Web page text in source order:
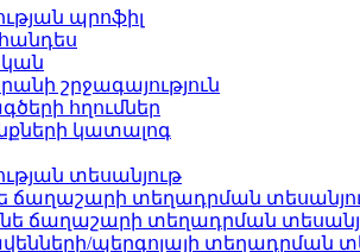
պրոֆիլ
շրջագայություն
հղումներ
կատալոգ
տեսանյութ
ճաղաշարի տեղադրման
ճաղաշարի տեղադրման
պերգոլայի տեղադրման